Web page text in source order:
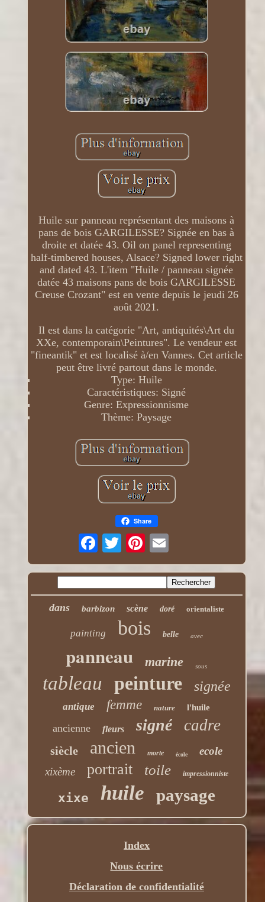
Huile sur panneau représentant des maisons à
pans de bois GARGILESSE? Signée en bas à
droite et datée 43. Oil on panel representing
half-timbered houses, Alsace? Signed lower right
and dated 43. L'item "Huile / panneau signée
datée 43 maisons pans de bois GARGILESSE
Creuse Crozant" est en vente depuis le jeudi 26
août 2021.
Il est dans la catégorie "Art, antiquités\Art du
XXe, contemporain\Peintures". Le vendeur est
"fineantik" et est localisé à/en Vannes. Cet article
peut être livré partout dans le monde.
Type: Huile
Caractéristiques: Signé
Genre: Expressionnisme
Thème: Paysage
Share
dans barbizon scène doré orientaliste
painting bois belle avec
panneau marine sous
tableau peinture signée
antique femme nature l'huile
ancienne fleurs signé cadre
siècle ancien morte école
ecole
xixème
portrait toile impressionniste
xixe huile paysage
Index
Nous écrire
Déclaration de confidentialité